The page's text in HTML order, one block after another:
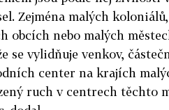
Zejména malých
obcích nebo malých
se vylidňuje venkov,
center na krajích
ruch v centrech těchto